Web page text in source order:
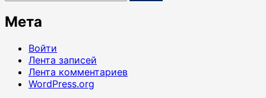
Мета
Войти
Лента записей
Лента комментариев
WordPress.org